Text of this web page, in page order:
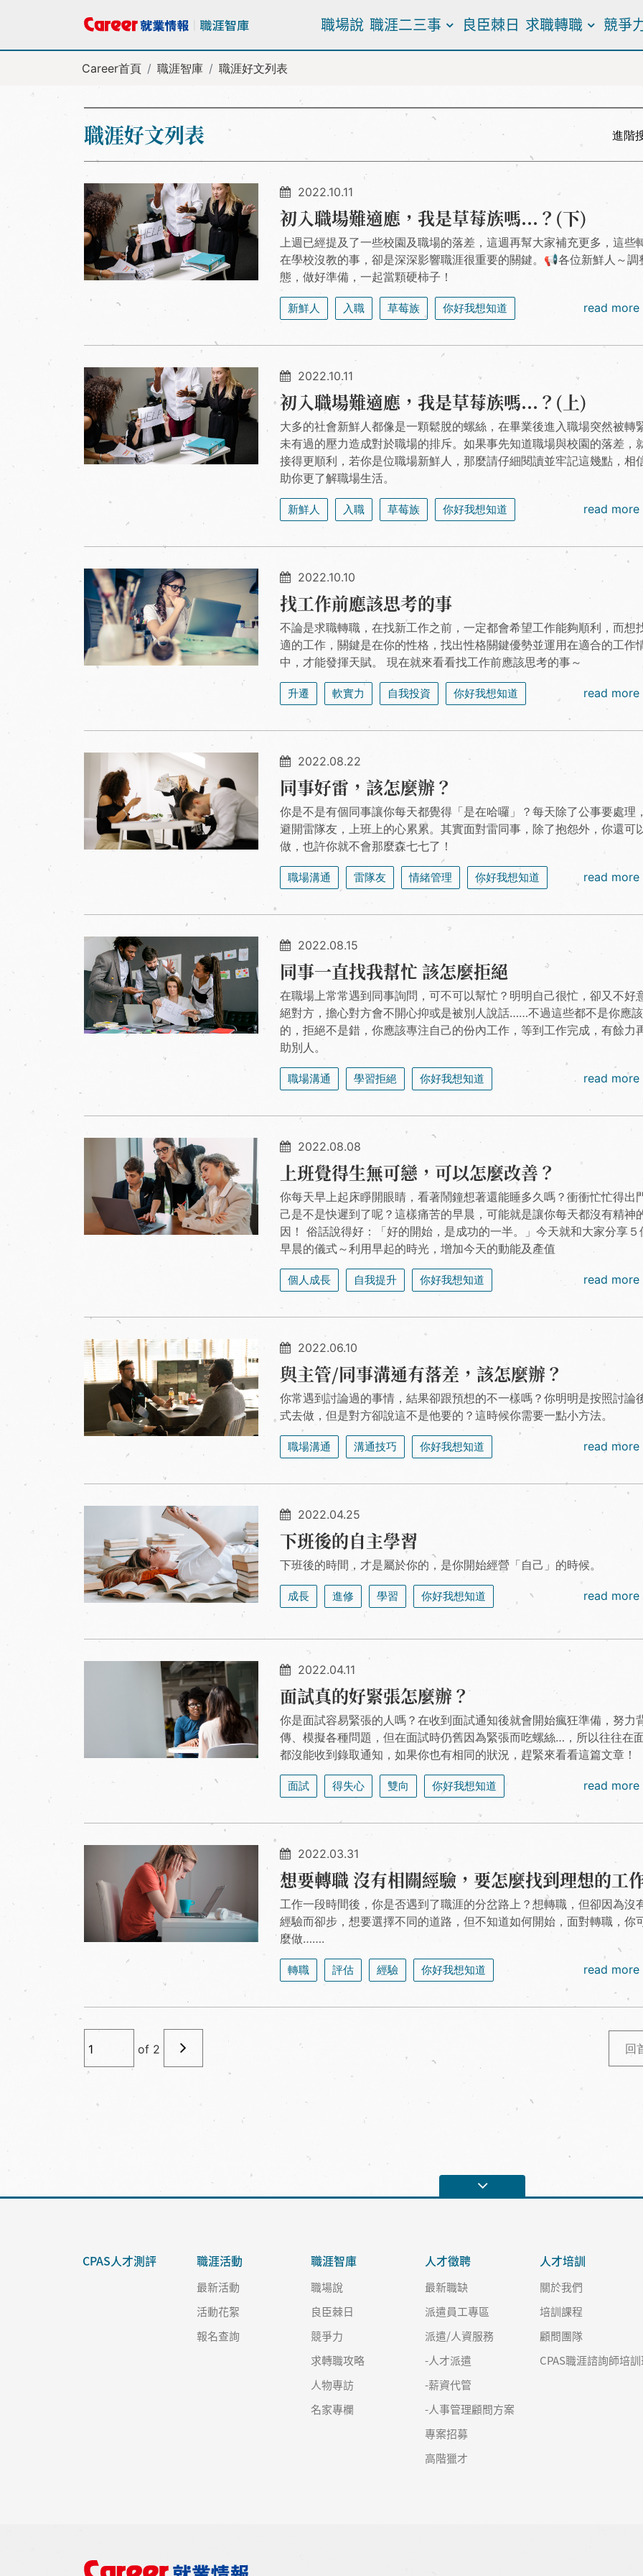
職場說 職涯二三事 良臣棘日 求職轉職 競爭
Career首頁 職涯智庫 職涯好文列表
職涯好文列表 進階
2022.10.11
初入職場難適應，我是草莓族嗎...？(下)
上週已經提及了一些校園及職場的落差，這週再幫大家補充更多，這些
在學校沒教的事，卻是深深影響職涯很重要的關鍵。📢各位新鮮人～調
態，做好準備，一起當顆硬柿子！
新鮮人 入職 草莓族 你好我想知道 read more
2022.10.11
初入職場難適應，我是草莓族嗎...？(上)
大多的社會新鮮人都像是一顆鬆脫的螺絲，在畢業後進入職場突然被轉
未有過的壓力造成對於職場的排斥。如果事先知道職場與校園的落差，
接得更順利，若你是位職場新鮮人，那麼請仔細閱讀並牢記這幾點，相
助你更了解職場生活。
新鮮人 入職 草莓族 你好我想知道 read more
2022.10.10
找工作前應該思考的事
不論是求職轉職，在找新工作之前，一定都會希望工作能夠順利，而想
適的工作，關鍵是在你的性格，找出性格關鍵優勢並運用在適合的工作
中，才能發揮天賦。 現在就來看看找工作前應該思考的事～
升遷 軟實力 自我投資 你好我想知道 read more
2022.08.22
同事好雷，該怎麼辦？
你是不是有個同事讓你每天都覺得「是在哈囉」？每天除了公事要處理
避開雷隊友，上班上的心累累。其實面對雷同事，除了抱怨外，你還可
做，也許你就不會那麼森七七了！
職場溝通 雷隊友 情緒管理 你好我想知道 read more
2022.08.15
同事一直找我幫忙 該怎麼拒絕
在職場上常常遇到同事詢問，可不可以幫忙？明明自己很忙，卻又不好
絕對方，擔心對方會不開心抑或是被別人說話……不過這些都不是你應
的，拒絕不是錯，你應該專注自己的份內工作，等到工作完成，有餘力
助別人。
職場溝通 學習拒絕 你好我想知道 read more
2022.08.08
上班覺得生無可戀，可以怎麼改善？
你每天早上起床睜開眼睛，看著鬧鐘想著還能睡多久嗎？衝衝忙忙得出
己是不是快遲到了呢？這樣痛苦的早晨，可能就是讓你每天都沒有精神
因！ 俗話說得好：「好的開始，是成功的一半。」今天就和大家分享５
早晨的儀式～利用早起的時光，增加今天的動能及產值
個人成長 自我提升 你好我想知道 read more
2022.06.10
與主管/同事溝通有落差，該怎麼辦？
你常遇到討論過的事情，結果卻跟預想的不一樣嗎？你明明是按照討論
式去做，但是對方卻說這不是他要的？這時候你需要一點小方法。
職場溝通 溝通技巧 你好我想知道 read more
2022.04.25
下班後的自主學習
下班後的時間，才是屬於你的，是你開始經營「自己」的時候。
成長 進修 學習 你好我想知道 read more
2022.04.11
面試真的好緊張怎麼辦？
你是面試容易緊張的人嗎？在收到面試通知後就會開始瘋狂準備，努力
傳、模擬各種問題，但在面試時仍舊因為緊張而吃螺絲…，所以往往在
都沒能收到錄取通知，如果你也有相同的狀況，趕緊來看看這篇文章！
面試 得失心 雙向 你好我想知道 read more
2022.03.31
想要轉職 沒有相關經驗，要怎麼找到理想的工
工作一段時間後，你是否遇到了職涯的分岔路上？想轉職，但卻因為沒
經驗而卻步，想要選擇不同的道路，但不知道如何開始，面對轉職，你
麼做…….
轉職 評估 經驗 你好我想知道 read more
of 2 回
CPAS人才測評 職涯活動
最新活動
活動花絮
報名查詢
職涯智庫
職場說
良臣棘日
競爭力
求轉職攻略
人物專訪
名家專欄
人才徵聘
最新職缺
派遣員工專區
派遣/人資服務
-人才派遣
-薪資代管
-人事管理顧問方案
專案招募
高階獵才
人才培訓
關於我們
培訓課程
顧問團隊
CPAS職涯諮詢師培